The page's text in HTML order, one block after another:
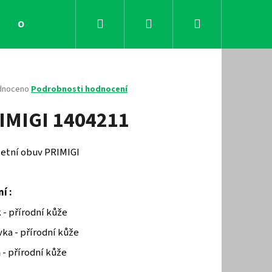
Obchodní podmínky KontaktyPřihlášení
Podrobnosti hodnocení
1404211
obuv PRIMIGI
:
- přírodní kůže
- přírodní kůže
přírodní kůže